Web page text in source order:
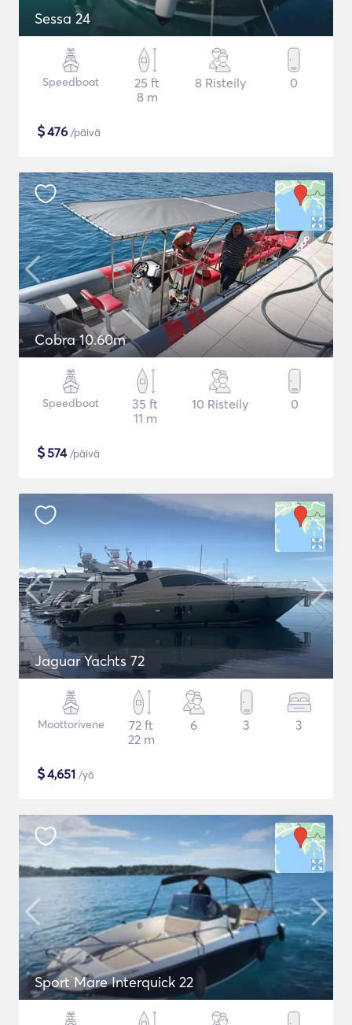
Sessa 24
Speedboat
25 ft
8 m
8 Risteily 0
$476 /päivä
Cobra 10.60m
Speedboat
35 ft
11 m
10 Risteily 0
$574/päivä
Jaguar Yachts 72
Moottorivene
72 ft
22 m
6 3 3
$4,651 /yö
Sport Mare Interquick 22